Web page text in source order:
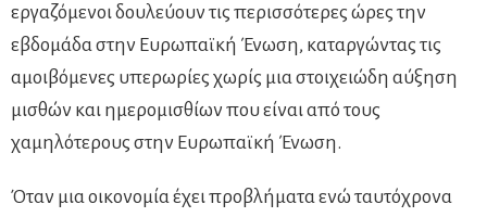
εργαζόμενοι δουλεύουν τις περισσότερες ώρες την
εβδομάδα στην Ευρωπαϊκή Ένωση, καταργώντας τις
αμοιβόμενες υπερωρίες χωρίς μια στοιχειώδη αύξηση
μισθών και ημερομισθίων που είναι από τους
χαμηλότερους στην Ευρωπαϊκή Ένωση.
Όταν μια οικονομία έχει προβλήματα ενώ ταυτόχρονα